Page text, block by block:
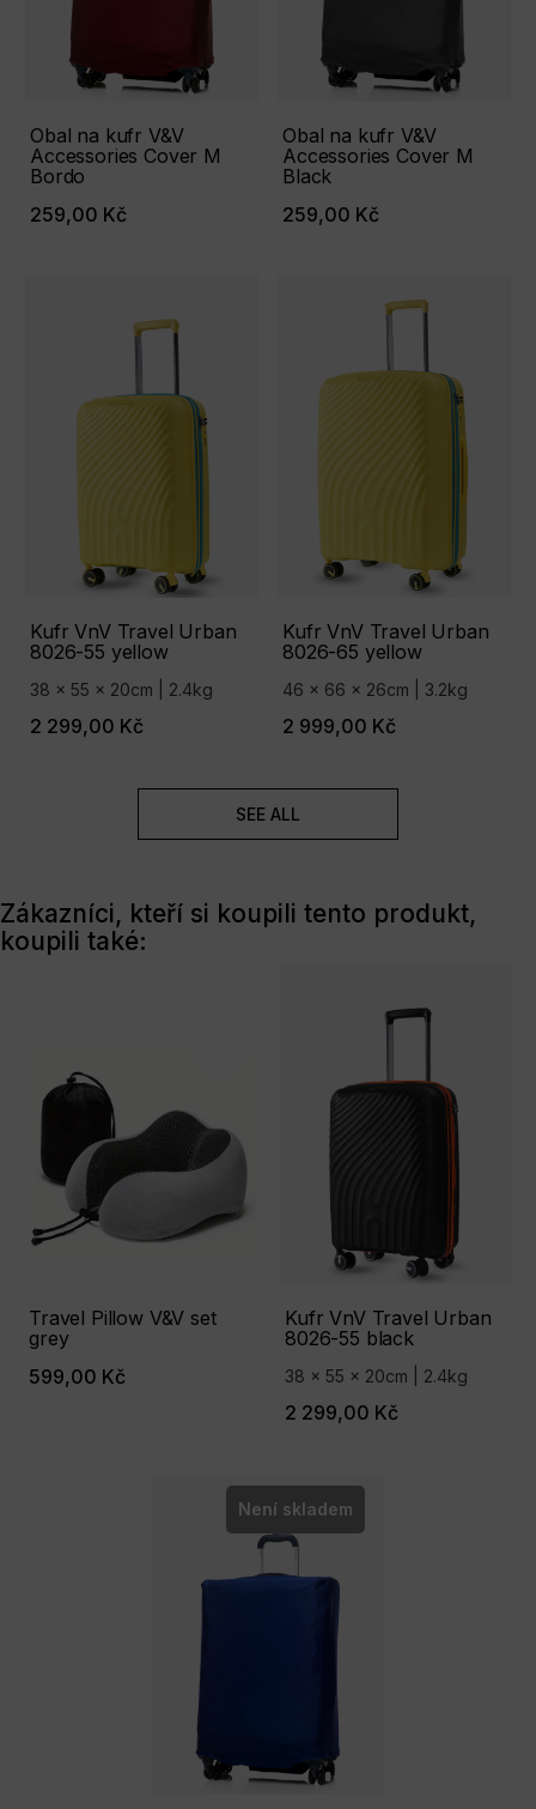
Obal na kufr V&V
Accessories Cover М
Bordo
259,00 Kč
Obal na kufr V&V
Accessories Cover М
Black
259,00 Kč
Kufr VnV Travel Urban
8026-55 yellow
38 x 55 x 20cm | 2.4kg
2 299,00 Kč
Kufr VnV Travel Urban
8026-65 yellow
46 x 66 x 26cm | 3.2kg
2 999,00 Kč
SEE ALL
Zákazníci, kteří si koupili tento produkt,
koupili také:
Travel Pillow V&V set
grey
599,00 Kč
Kufr VnV Travel Urban
8026-55 black
38 x 55 x 20cm | 2.4kg
2 299,00 Kč
Není skladem